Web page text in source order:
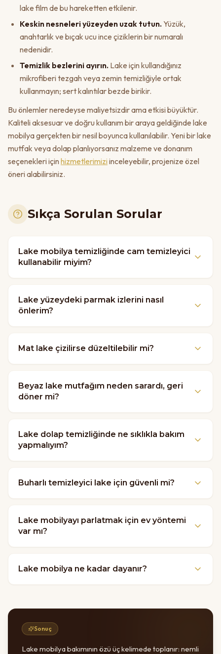
lake film de bu hareketten etkilenir.
Keskin nesneleri yüzeyden uzak tutun.Yüzük,
anahtarlık ve bıçak ucu ince çiziklerin bir numaralı
nedenidir.
Temizlik bezlerini ayırın. Lake için kullandığınız
mikrofiberi tezgah veya zemin temizliğiyle ortak
kullanmayın; sert kalıntılar bezde birikir.
Bu önlemler neredeyse maliyetsizdir ama etkisi büyüktür.
Kaliteli aksesuar ve doğru kullanım bir araya geldiğinde lake
mobilya gerçekten bir nesil boyunca kullanılabilir. Yeni bir lake
mutfak veya dolap planlıyorsanız malzeme ve donanım
seçenekleri içinhizmetlerimiziinceleyebilir, projenize özel
öneri alabilirsiniz.
Sıkça Sorulan Sorular
Lake mobilya temizliğinde cam temizleyici
kullanabilir miyim?
Lake yüzeydeki parmak izlerini nasıl
önlerim?
Mat lake çizilirse düzeltilebilir mi?
Beyaz lake mutfağım neden sarardı, geri
döner mi?
Lake dolap temizliğinde ne sıklıkla bakım
yapmalıyım?
Buharlı temizleyici lake için güvenli mi?
Lake mobilyayı parlatmak için ev yöntemi
var mı?
Lake mobilya ne kadar dayanır?
Sonuç
Lake mobilya bakımının özü üç kelimede toplanır: nemli